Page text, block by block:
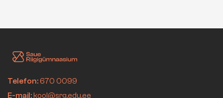
Telefon:670 0099
E-mail:kool@srg.edu.ee